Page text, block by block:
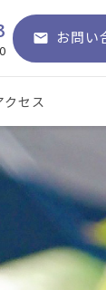
email お問い
クセス